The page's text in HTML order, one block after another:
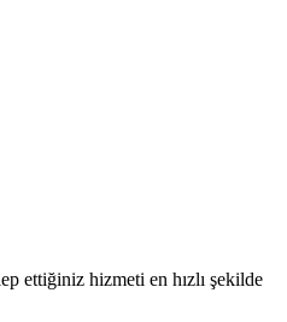
ettiğiniz hizmeti en hızlı şekilde